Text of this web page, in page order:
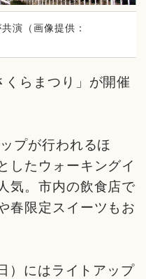
演（画像提供：
らまつり」が開催
プが行われるほ
したウォーキングイ
気。市内の飲食店で
春限定スイーツもお
）にはライトアップ